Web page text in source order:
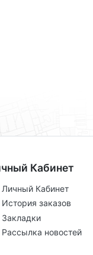
Кабинет
Личный Кабинет
История заказов
Закладки
Рассылка новостей